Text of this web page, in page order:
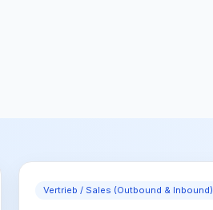
Vertrieb / Sales (Outbound & Inbound)